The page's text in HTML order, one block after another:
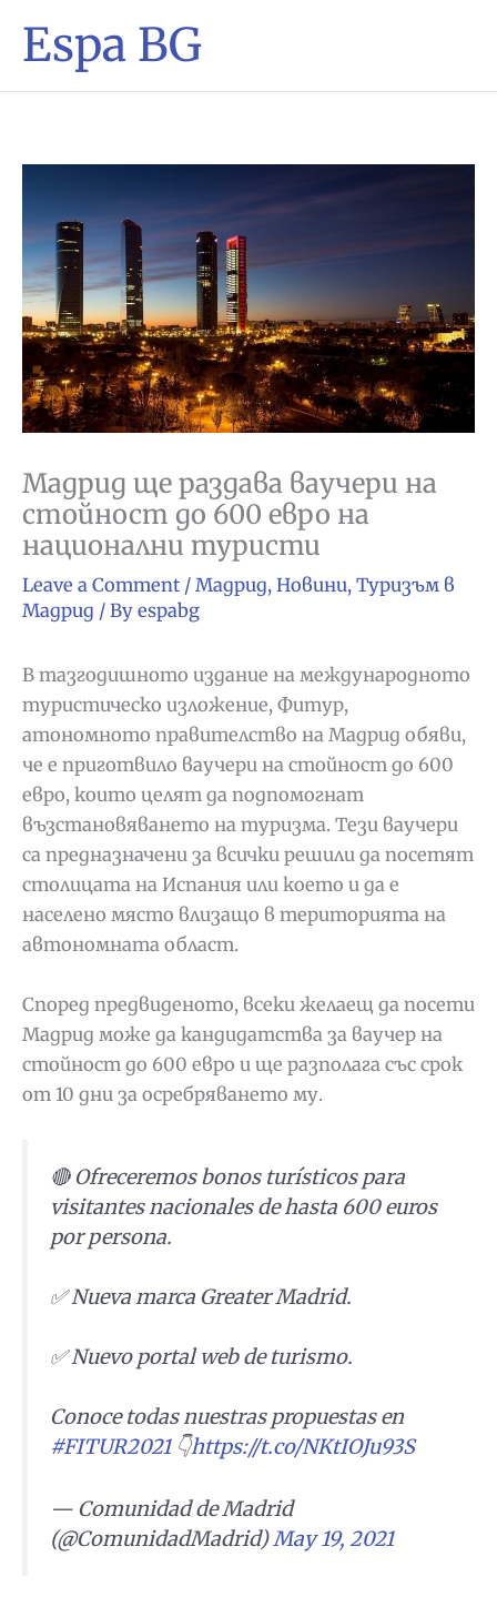
Espa BG
Мадрид ще раздава ваучери на
стойност до 600 евро на
национални туристи
Leave a Comment / Мадрид, Новини, Туризъм в
Мадрид / By espabg
В тазгодишното издание на международното
туристическо изложение, Фитур,
атономното правителство на Мадрид обяви,
че е приготвило ваучери на стойност до 600
евро, които целят да подпомогнат
възстановяването на туризма. Тези ваучери
са предназначени за всички решили да посетят
столицата на Испания или което и да е
населено място влизащо в територията на
автономната област.
Според предвиденото, всеки желаещ да посети
Мадрид може да кандидатства за ваучер на
стойност до 600 евро и ще разполага със срок
от 10 дни за осребряването му.
🔴 Ofreceremos bonos turísticos para
visitantes nacionales de hasta 600 euros
por persona.
✅ Nueva marca Greater Madrid.
✅ Nuevo portal web de turismo.
Conoce todas nuestras propuestas en
#FITUR2021👇https://t.co/NKtIOJu93S
— Comunidad de Madrid
(@ComunidadMadrid) May 19, 2021